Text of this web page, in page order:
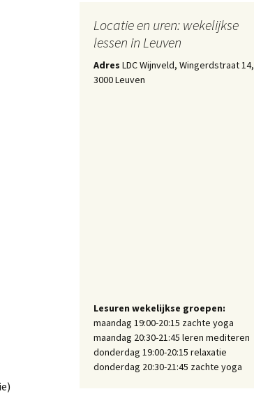
Locatie en uren: wekelijkse
lessen in Leuven
Adres LDC Wijnveld, Wingerdstraat 14,
3000 Leuven
Lesuren wekelijkse groepen:
maandag 19:00-20:15 zachte yoga
maandag 20:30-21:45 leren mediteren
donderdag 19:00-20:15 relaxatie
donderdag 20:30-21:45 zachte yoga